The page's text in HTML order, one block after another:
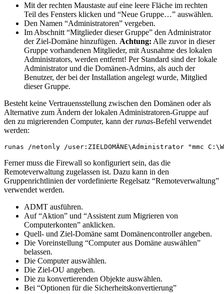
Mit der rechten Maustaste auf eine leere Fläche im rechten
Teil des Fensters klicken und “Neue Gruppe…” auswählen.
Den Namen “Administratoren” vergeben.
Im Abschnitt “Mitglieder dieser Gruppe” den Administrator
der Ziel-Domäne hinzufügen. Achtung: Alle zuvor in dieser
Gruppe vorhandenen Mitglieder, mit Ausnahme des lokalen
Administrators, werden entfernt! Per Standard sind der lokale
Administrator und die Domänen-Admins, als auch der
Benutzer, der bei der Installation angelegt wurde, Mitglied
dieser Gruppe.
Besteht keine Vertrauensstellung zwischen den Domänen oder als
Alternative zum Ändern der lokalen Administratoren-Gruppe auf
den zu migrierenden Computer, kann derrunas-Befehl verwendet
werden:
runas /netonly /user:ZIELDOMÄNE\Administrator "mmc
Ferner muss die Firewall so konfiguriert sein, das die
Remoteverwaltung zugelassen ist. Dazu kann in den
Gruppenrichtlinien der vordefinierte Regelsatz “Remoteverwaltung”
verwendet werden.
ADMT ausführen.
Auf “Aktion” und “Assistent zum Migrieren von
Computerkonten” anklicken.
Quell- und Ziel-Domäne samt Domänencontroller angeben.
Die Voreinstellung “Computer aus Domäne auswählen”
belassen.
Die Computer auswählen.
Die Ziel-OU angeben.
Die zu konvertierenden Objekte auswählen.
Bei “Optionen für die Sicherheitskonvertierung”